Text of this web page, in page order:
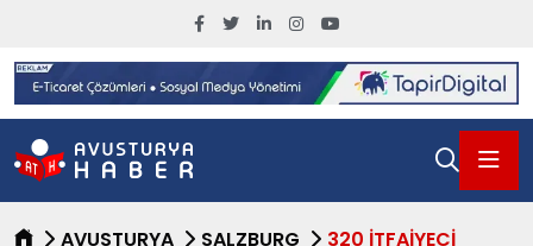
AVUSTURYA SALZBURG
320 İTFAIYECI